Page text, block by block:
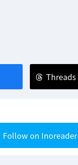
Threads
Follow on Inoreader